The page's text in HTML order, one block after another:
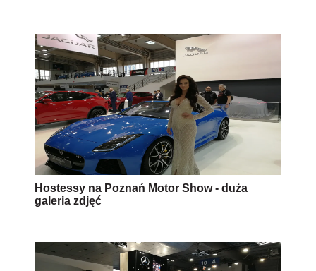
Hostessy na Poznań Motor Show - duża
galeria zdjęć